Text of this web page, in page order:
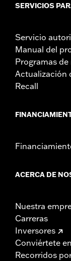
SERVICIOS
Servicio
Manual del
Programas
Actualización
Recall
ACERCA DE
Nuestra
Carreras
Inversores
Conviértete
Recorridos